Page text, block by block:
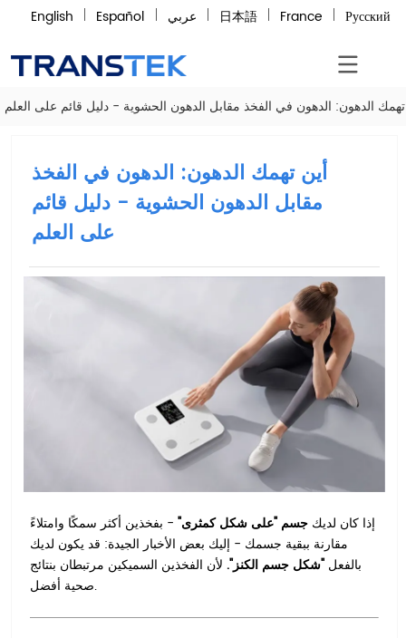
English Español عربي 日本語 France Русский
الدهون: الدهون في الفخذ مقابل الدهون الحشوية - دليل قائم على العلم
أين تهمك الدهون: الدهون في الفخذ
مقابل الدهون الحشوية - دليل قائم
على العلم
إذا كان لديكجسم "على شكل كمثرى" - بفخذين أكثر سمكًا وامتلاءً
مقارنة ببقية جسمك - إليك بعض الأخبار الجيدة: قد يكون لديك
بالفعل"شكل جسم الكنز". لأن الفخذين السميكين مرتبطان بنتائج
صحية أفضل.